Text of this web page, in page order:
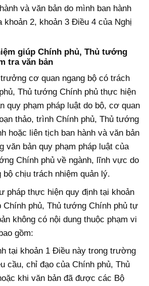
và văn bản do mình ban hành
khoản 2, khoản 3 Điều 4 của Nghị
giúp Chính phủ, Thủ tướng
tra văn bản
cơ quan ngang bộ có trách
Thủ tướng Chính phủ thực hiện
quy phạm pháp luật do bộ, cơ quan
thảo, trình Chính phủ, Thủ tướng
hoặc liên tịch ban hành và văn bản
văn bản quy phạm pháp luật của
Chính phủ về ngành, lĩnh vực do
bộ chịu trách nhiệm quản lý.
pháp thực hiện quy định tại khoản
Chính phủ, Thủ tướng Chính phủ tự
không có nội dung thuộc phạm vi
gồm:
tại khoản 1 Điều này trong trường
cầu, chỉ đạo của Chính phủ, Thủ
khi văn bản đã được các Bộ